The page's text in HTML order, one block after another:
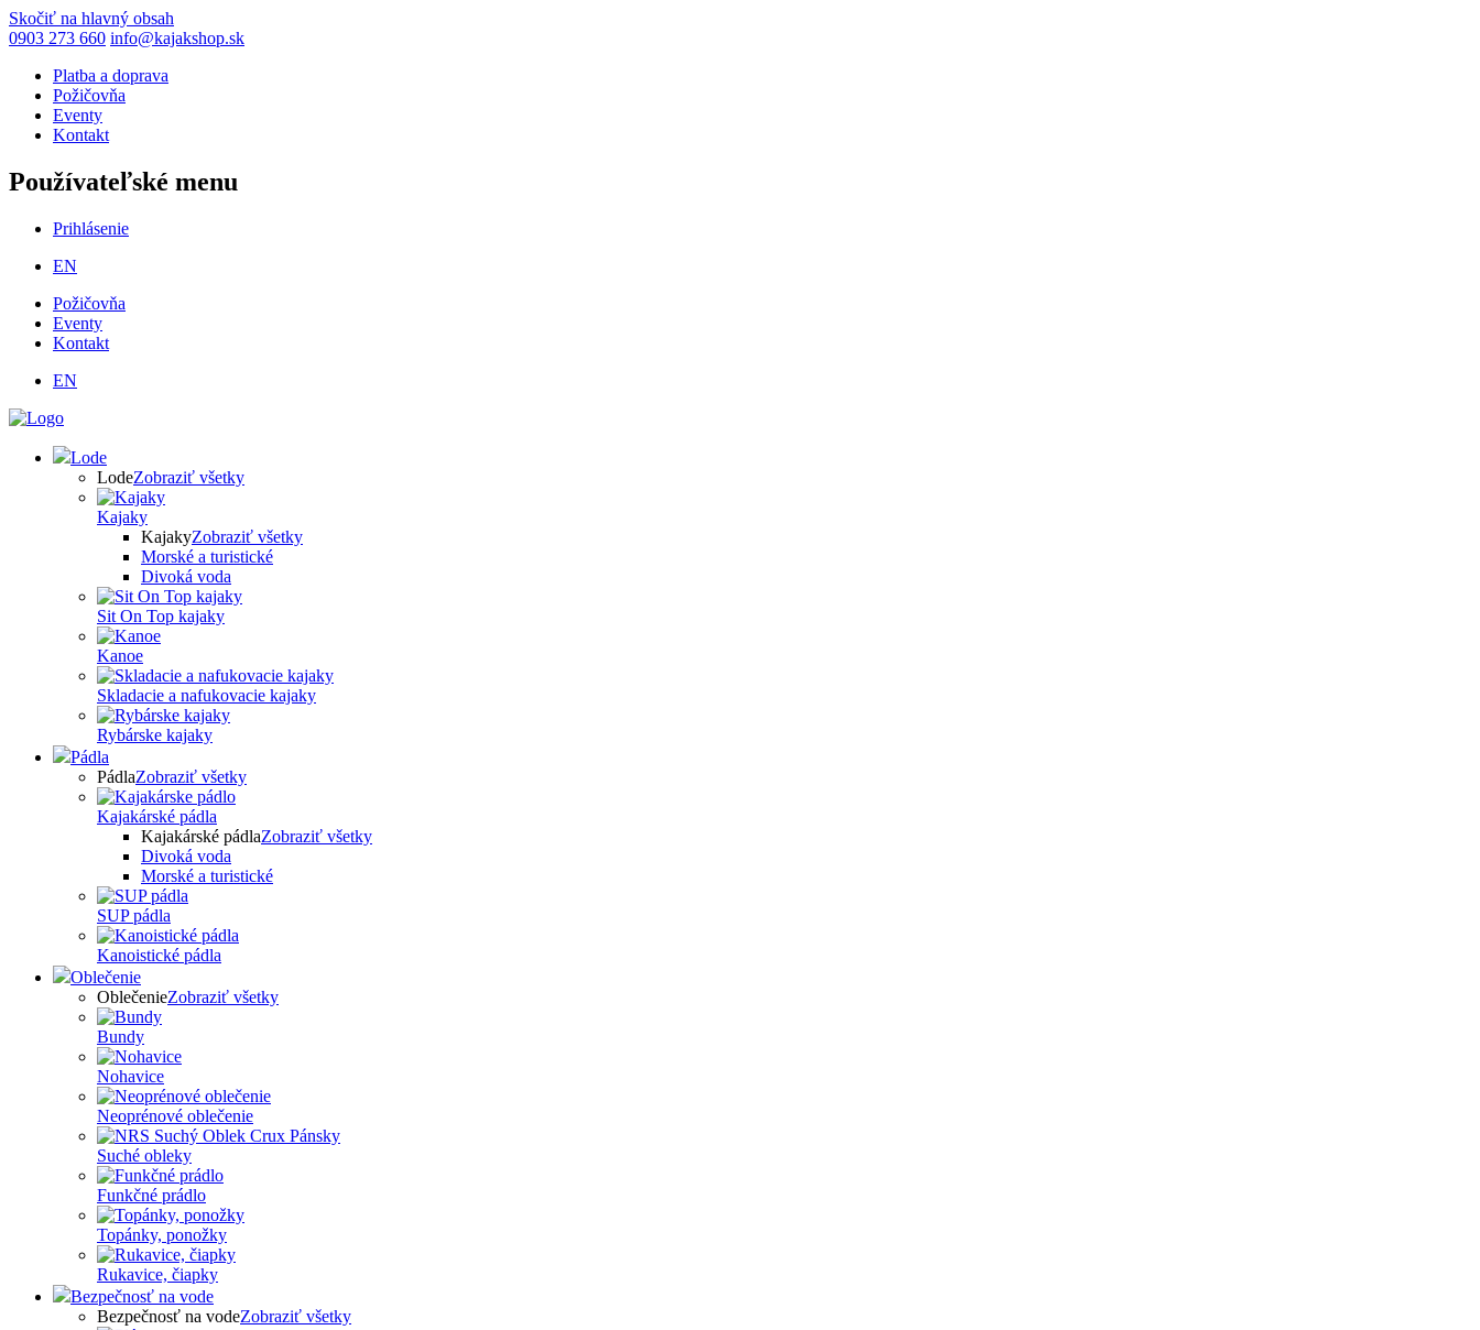
Skočiť na hlavný obsah
0903 273 660 info@kajakshop.sk
Platba a doprava
Požičovňa
Eventy
Kontakt
Používateľské menu
Prihlásenie
EN
Požičovňa
Eventy
Kontakt
EN
Lode
LodeZobraziť všetky
Kajaky
KajakyZobraziť všetky
Morské a turistické
Divoká voda
Sit On Top kajaky
Kanoe
Skladacie a nafukovacie kajaky
Rybárske kajaky
Pádla
PádlaZobraziť všetky
Kajakárské pádla
Kajakárské pádlaZobraziť všetky
Divoká voda
Morské a turistické
SUP pádla
Kanoistické pádla
Oblečenie
OblečenieZobraziť všetky
Bundy
Nohavice
Neoprénové oblečenie
Suché obleky
Funkčné prádlo
Topánky, ponožky
Rukavice, čiapky
Bezpečnosť na vode
Bezpečnosť na vodeZobraziť všetky